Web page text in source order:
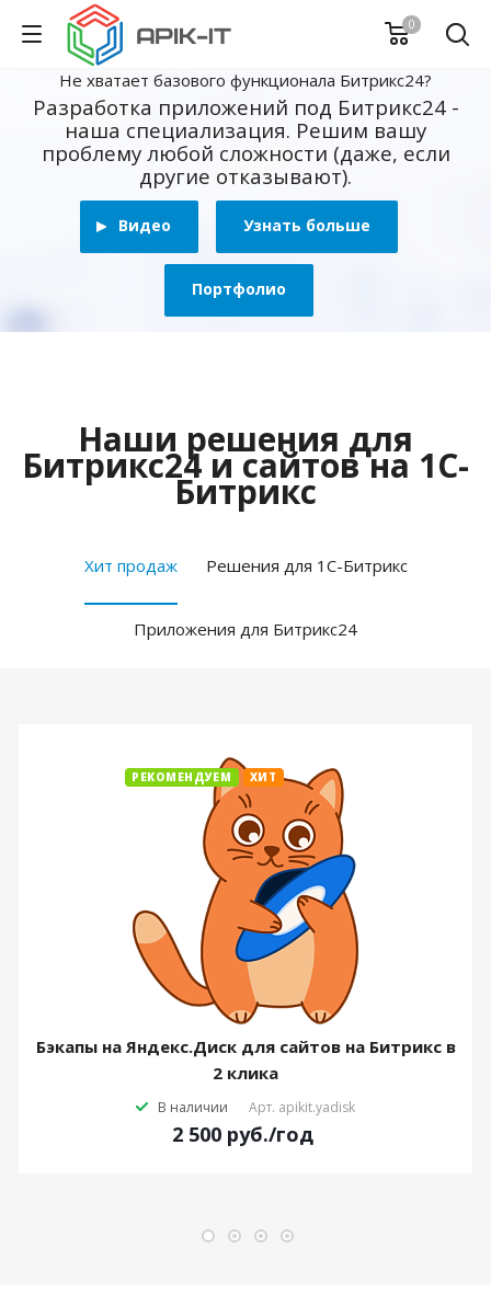
0
Не хватает базового функционала Битрикс24?
Разработка приложений под Битрикс24 -
наша специализация. Решим вашу
проблему любой сложности (даже, если
другие отказывают).
Видео Узнать больше
Портфолио
Наши решения для
Битрикс24 и сайтов на 1С-
Битрикс
Хит продаж Решения для 1С-Битрикс
Приложения для Битрикс24
РЕКОМЕНДУЕМ ХИТ
Бэкапы на Яндекс.Диск для сайтов на Битрикс в
2 клика
В наличии Арт. apikit.yadisk
2 500 руб./год